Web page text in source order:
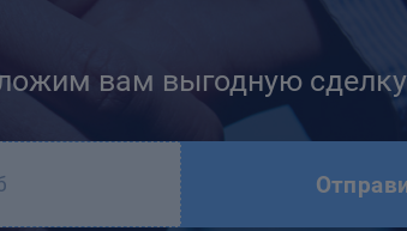
вам выгодную сделку